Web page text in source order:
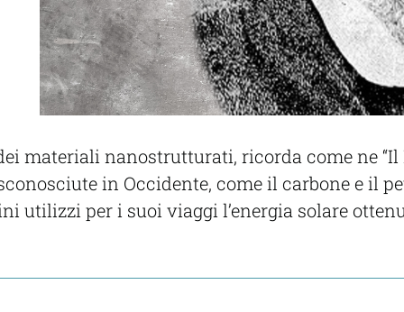
materiali nanostrutturati, ricorda come ne
in Occidente, come il carbone e il
utilizzi per i suoi viaggi l’energia solare